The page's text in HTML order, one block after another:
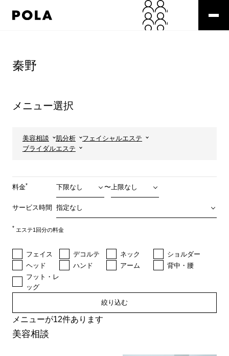
秦野
メニュー選択
美容相談 肌分析
フェイシャルエステ
ブライダルエステ
料金* 〜
サービス時間
* エステ1回分の料金
フェイス デコルテ ネック
ショルダー
ヘッド
ハンド アーム
背中・腰
フット・レ
ッグ
絞り込む
メニューが12件あります
美容相談